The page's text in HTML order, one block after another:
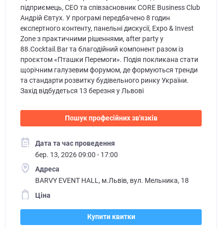
підприємець, CEO та співзасновник CORE Business Club
Андрій Євтух. У програмі передбачено 8 годин
експертного контенту, панельні дискусії, Expo & Invest
Zone з практичними рішеннями, after party у
88.Cocktail.Bar та благодійний компонент разом із
проєктом «Пташки Перемоги». Подія покликана стати
щорічним галузевим форумом, де формуються тренди
та стандарти розвитку будівельного ринку України.
Захід відбудеться 13 березня у Львові
Пошук професійних зв'язків
Дата та час проведення
бер. 13, 2026 09:00 - 17:00
Адреса
BARVY EVENT HALL, м.Львів, вул. Мельника, 18
Ціна
Купити квитки